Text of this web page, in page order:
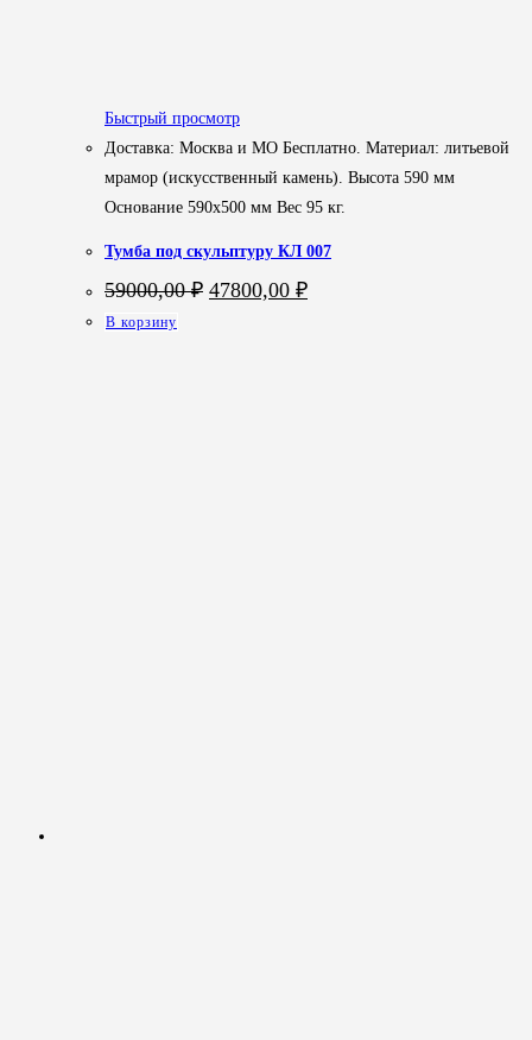
Быстрый просмотр
Доставка: Москва и МО Бесплатно. Материал: литьевой
мрамор (искусственный камень). Высота 590 мм
Основание 590х500 мм Вес 95 кг.
Тумба под скульптуру КЛ 007
59000,00₽ Первоначальная
47800,00 ₽Текущая
В корзину